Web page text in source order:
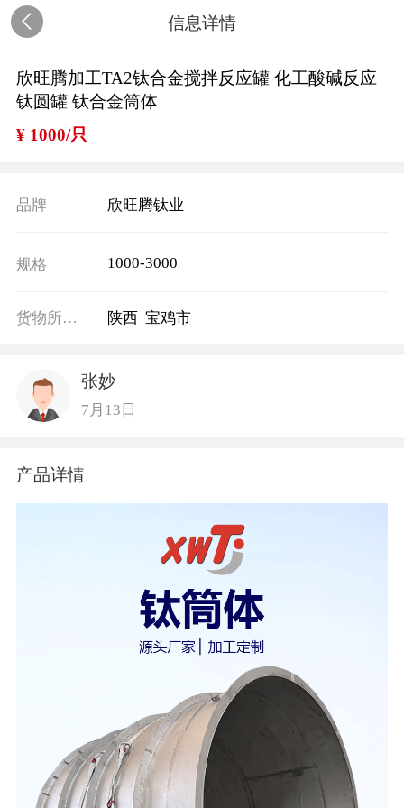
信息详情
欣旺腾加工TA2钛合金搅拌反应罐 化工酸碱反应
钛圆罐 钛合金筒体
¥ 1000/只
品牌 欣旺腾钛业
规格 1000-3000
货物所在地 陕西 宝鸡市
张妙
7月13日
产品详情